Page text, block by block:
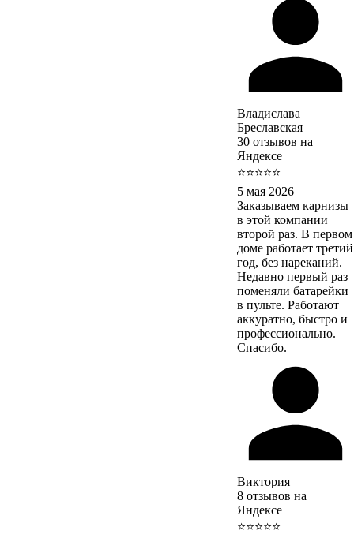
Владислава
Бреславская
30 отзывов на
Яндексе
⭐⭐⭐⭐⭐
5 мая 2026
Заказываем карнизы
в этой компании
второй раз. В первом
доме работает третий
год, без нареканий.
Недавно первый раз
поменяли батарейки
в пульте. Работают
аккуратно, быстро и
профессионально.
Спасибо.
Виктория
8 отзывов на
Яндексе
⭐⭐⭐⭐⭐